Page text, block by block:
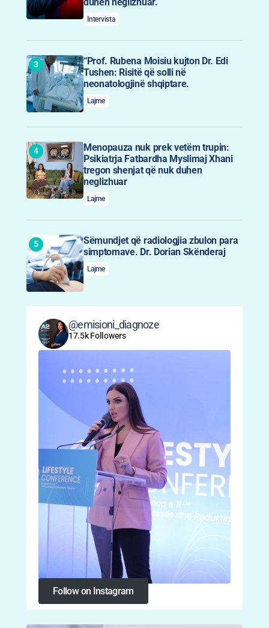
Intervista
“Prof. Rubena Moisiu kujton Dr. Edi
Tushen: Risitë që solli në
neonatologjinë shqiptare.
Lajme
Menopauza nuk prek vetëm trupin:
Psikiatrja Fatbardha Myslimaj Xhani
tregon shenjat që nuk duhen
neglizhuar
Lajme
Sëmundjet që radiologjia zbulon para
simptomave. Dr. Dorian Skënderaj
Lajme
@emisioni_diagnoze
17.5k Followers
Follow on Instagram
Follow on Instagram